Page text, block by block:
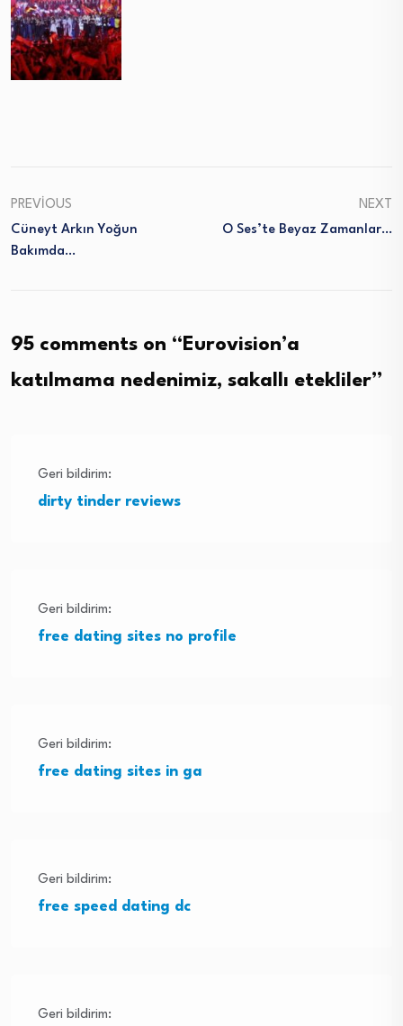
PREVIOUS
Cüneyt Arkın Yoğun
Bakımda…
NEXT
O Ses’te Beyaz Zamanlar…
95 comments on “ Eurovision’a
katılmama nedenimiz, sakallı etekliler”
Geri bildirim:
dirty tinder reviews
Geri bildirim:
free dating sites no profile
Geri bildirim:
free dating sites in ga
Geri bildirim:
free speed dating dc
Geri bildirim: